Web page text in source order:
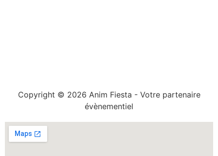
Copyright © 2026 Anim Fiesta - Votre partenaire
évènementiel